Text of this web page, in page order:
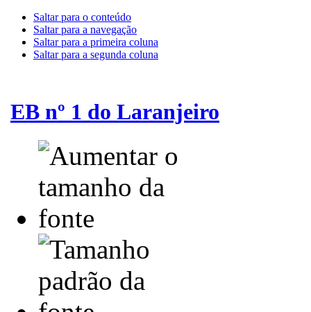
Saltar para o conteúdo
Saltar para a navegação
Saltar para a primeira coluna
Saltar para a segunda coluna
EB nº 1 do Laranjeiro